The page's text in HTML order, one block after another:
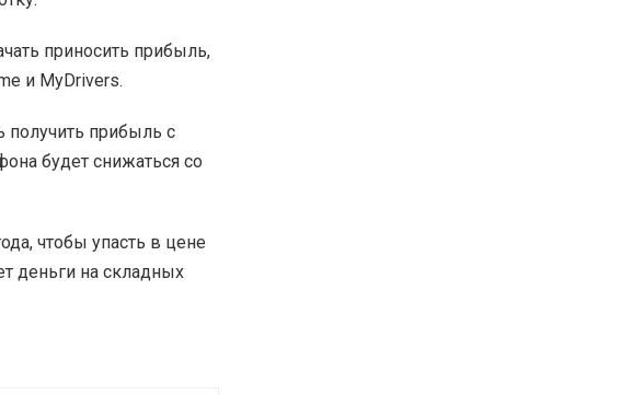
приносить прибыль,
и MyDrivers.
получить прибыль с
будет снижаться со
чтобы упасть в цене
деньги на складных